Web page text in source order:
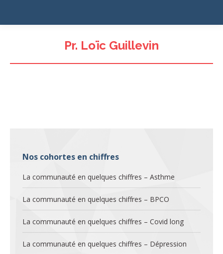
Pr. Loïc Guillevin
Nos cohortes en chiffres
La communauté en quelques chiffres – Asthme
La communauté en quelques chiffres – BPCO
La communauté en quelques chiffres – Covid long
La communauté en quelques chiffres – Dépression